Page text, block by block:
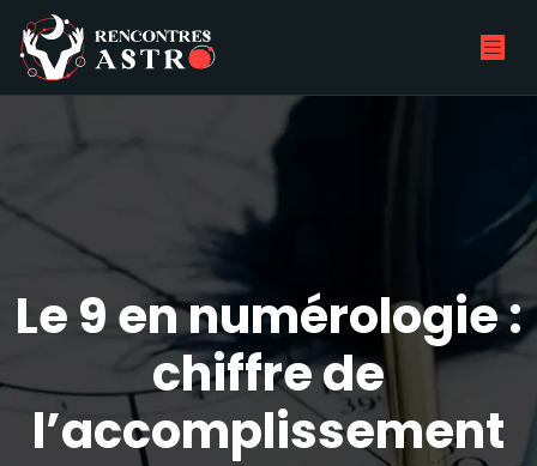
Le 9 en numérologie :
chiffre de
l’accomplissement